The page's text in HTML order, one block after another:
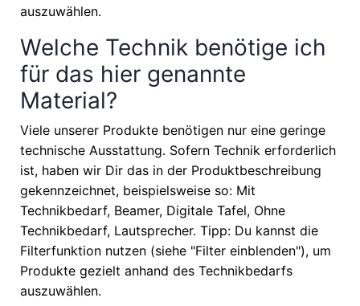
auszuwählen.
Welche Technik benötige ich
für das hier genannte
Material?
Viele unserer Produkte benötigen nur eine geringe
technische Ausstattung. Sofern Technik erforderlich
ist, haben wir Dir das in der Produktbeschreibung
gekennzeichnet, beispielsweise so: Mit
Technikbedarf, Beamer, Digitale Tafel, Ohne
Technikbedarf, Lautsprecher. Tipp: Du kannst die
Filterfunktion nutzen (siehe "Filter einblenden"), um
Produkte gezielt anhand des Technikbedarfs
auszuwählen.